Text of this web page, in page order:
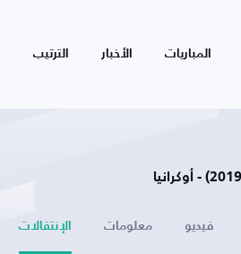
المباريات الأخبار الترتيب
فيديو معلومات الإنتقالات